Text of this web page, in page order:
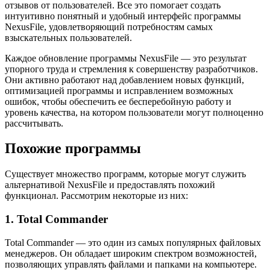
отзывов от пользователей. Все это помогает создать
интуитивно понятный и удобный интерфейс программы
NexusFile, удовлетворяющий потребностям самых
взыскательных пользователей.
Каждое обновление программы NexusFile — это результат
упорного труда и стремления к совершенству разработчиков.
Они активно работают над добавлением новых функций,
оптимизацией программы и исправлением возможных
ошибок, чтобы обеспечить ее бесперебойную работу и
уровень качества, на котором пользователи могут полноценно
рассчитывать.
Похожие программы
Существует множество программ, которые могут служить
альтернативой NexusFile и предоставлять похожий
функционал. Рассмотрим некоторые из них:
1. Total Commander
Total Commander — это один из самых популярных файловых
менеджеров. Он обладает широким спектром возможностей,
позволяющих управлять файлами и папками на компьютере.